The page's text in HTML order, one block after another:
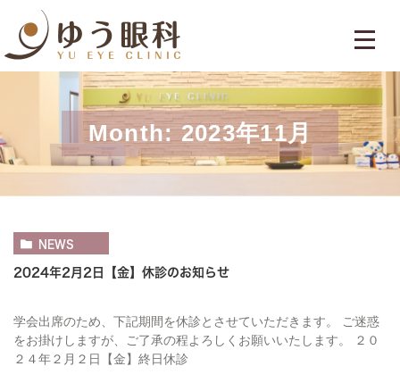
Month: 2023年11月
NEWS
2024年2月2日【金】休診のお知らせ
学会出席のため、下記期間を休診とさせていただきます。 ご迷惑
をお掛けしますが、ご了承の程よろしくお願いいたします。 ２０
２４年２月２日【金】終日休診